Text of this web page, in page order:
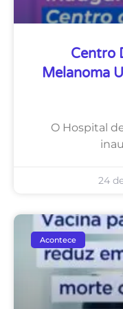
Centro
Melanoma
O Hospital
24
Acontece